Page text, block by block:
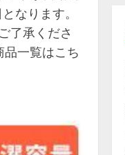
なります。
了承くださ
一覧はこち